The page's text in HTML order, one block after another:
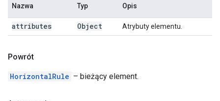
Nazwa Typ Opis
attributes Object Atrybuty elementu.
Powrót
HorizontalRule – bieżący element.